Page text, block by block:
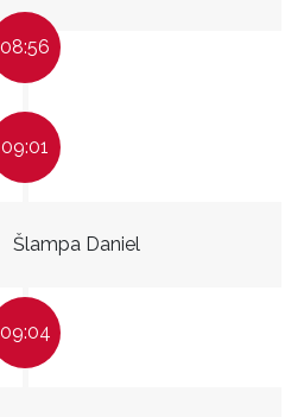
08:56
09:01
Šlampa Daniel
09:04